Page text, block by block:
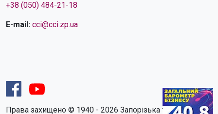
+38 (050) 484-21-18
E-mail: cci@cci.zp.ua
Права захищено © 1940 - 2026 Запорізька торгово-